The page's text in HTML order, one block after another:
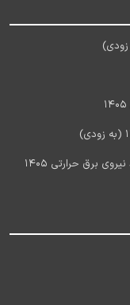
آخرین اخبار استخدام شرکت مادر تخصصی تولید نیروی برق حرارتی 1405